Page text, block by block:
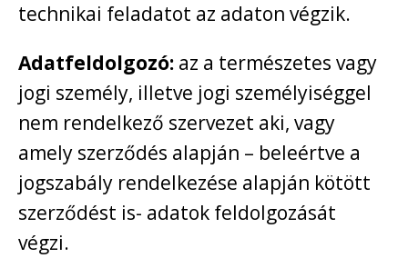
technikai feladatot az adaton végzik.
Adatfeldolgozó: az a természetes vagy
jogi személy, illetve jogi személyiséggel
nem rendelkező szervezet aki, vagy
amely szerződés alapján – beleértve a
jogszabály rendelkezése alapján kötött
szerződést is- adatok feldolgozását
végzi.